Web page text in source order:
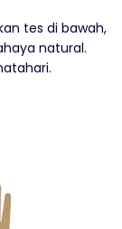
tes di bawah,
natural.